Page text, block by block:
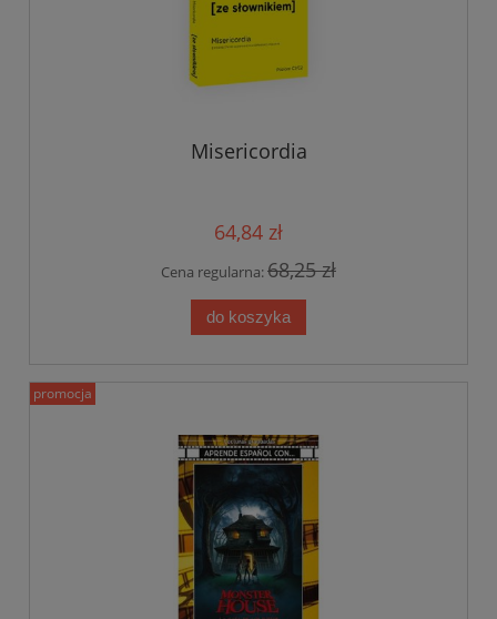
Misericordia
64,84 zł
Cena regularna:68,25 zł
do koszyka
promocja